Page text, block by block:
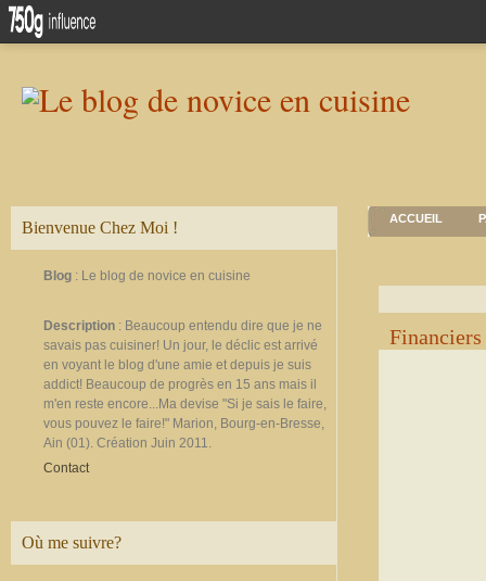
Bienvenue Chez Moi !
Blog : Le blog de novice en cuisine
Description : Beaucoup entendu dire que je ne
savais pas cuisiner! Un jour, le déclic est arrivé
en voyant le blog d'une amie et depuis je suis
addict! Beaucoup de progrès en 15 ans mais il
m'en reste encore...Ma devise "Si je sais le faire,
vous pouvez le faire!" Marion, Bourg-en-Bresse,
Ain (01). Création Juin 2011.
Contact
Où me suivre?
ACCUEIL